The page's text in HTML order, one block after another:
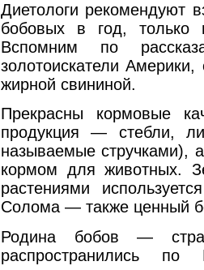
Диетологи рекомендуют
бобовых в год, только
Вспомним по
золотоискатели
жирной свининой.
Прекрасны кормовые
продукция — стебли,
называемые стручками),
кормом для животных.
растениями
Солома — также ценный
Родина бобов —
распространились